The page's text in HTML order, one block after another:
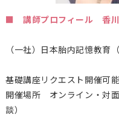
■ 講師プロフィール 香川
（一社）日本胎内記憶教育（
基礎講座リクエスト開催可
開催場所 オンライン・対
談）